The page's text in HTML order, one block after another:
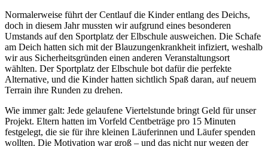
Normalerweise führt der Centlauf die Kinder entlang des Deichs,
doch in diesem Jahr mussten wir aufgrund eines besonderen
Umstands auf den Sportplatz der Elbschule ausweichen. Die Schafe
am Deich hatten sich mit der Blauzungenkrankheit infiziert, weshalb
wir aus Sicherheitsgründen einen anderen Veranstaltungsort
wählten. Der Sportplatz der Elbschule bot dafür die perfekte
Alternative, und die Kinder hatten sichtlich Spaß daran, auf neuem
Terrain ihre Runden zu drehen.
Wie immer galt: Jede gelaufene Viertelstunde bringt Geld für unser
Projekt. Eltern hatten im Vorfeld Centbeträge pro 15 Minuten
festgelegt, die sie für ihre kleinen Läuferinnen und Läufer spenden
wollten. Die Motivation war groß – und das nicht nur wegen der